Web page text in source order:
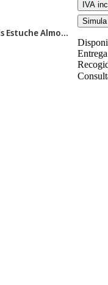
Auriculares intraurales Beats Solo Buds Estuche Almohadillas en cuatro tamaños Tarjeta de garantía (El adaptador de corriente y el cable USB-C de carga se venden por separado)
IVA